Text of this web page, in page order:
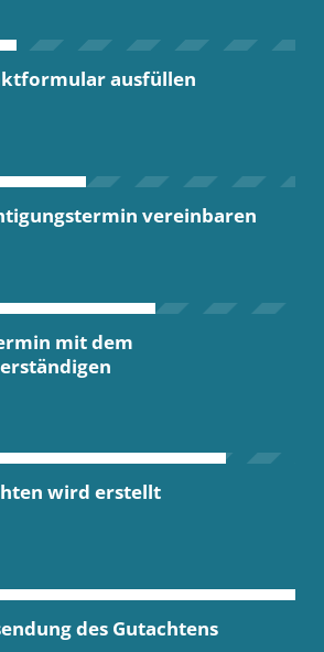
ausfüllen
vereinbaren
mit dem
wird erstellt
des Gutachtens